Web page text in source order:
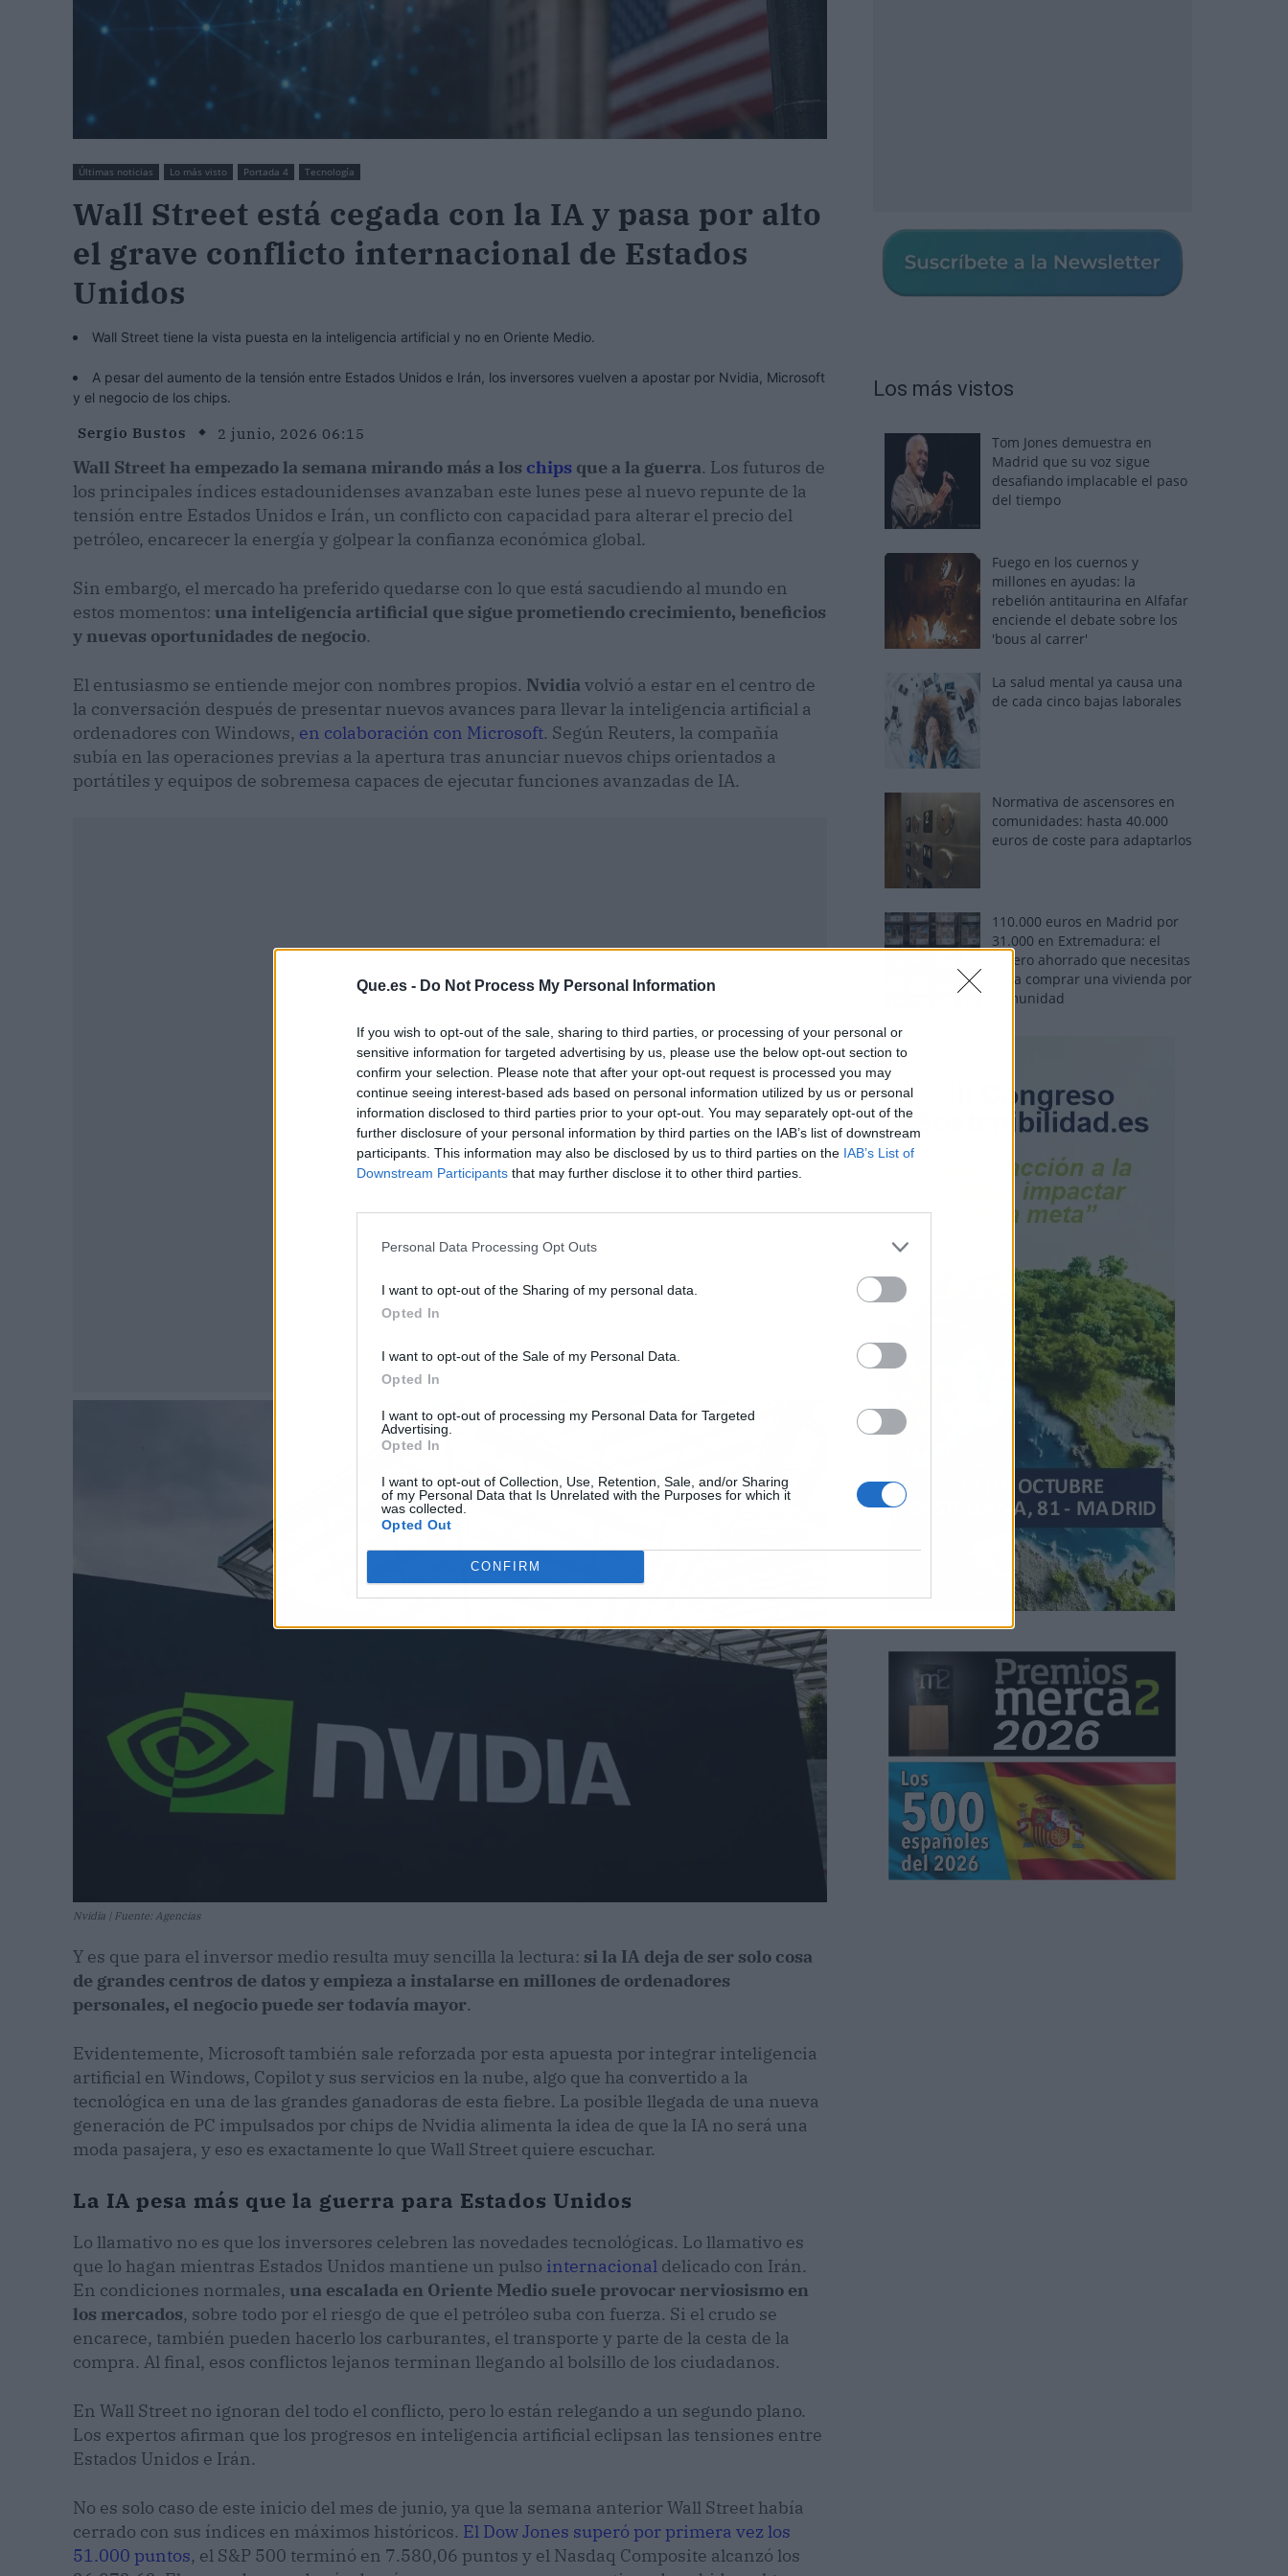
Que.es - Do Not Process My Personal Information
If you wish to opt-out of the sale, sharing to third parties, or processing of your personal or
sensitive information for targeted advertising by us, please use the below opt-out section to
confirm your selection. Please note that after your opt-out request is processed you may
continue seeing interest-based ads based on personal information utilized by us or personal
information disclosed to third parties prior to your opt-out. You may separately opt-out of the
further disclosure of your personal information by third parties on the IAB’s list of downstream
participants. This information may also be disclosed by us to third parties on the IAB’s List of
Downstream Participants that may further disclose it to other third parties.
Personal Data Processing Opt Outs
I want to opt-out of the Sharing of my personal data.
Opted In
I want to opt-out of the Sale of my Personal Data.
Opted In
I want to opt-out of processing my Personal Data for Targeted
Advertising.
Opted In
I want to opt-out of Collection, Use, Retention, Sale, and/or Sharing
of my Personal Data that Is Unrelated with the Purposes for which it
was collected.
Opted Out
CONFIRM
Últimas noticias Lo más visto Portada 4 Tecnología
Wall Street está cegada con la IA y pasa por alto
el grave conflicto internacional de Estados
Unidos
Wall Street tiene la vista puesta en la inteligencia artificial y no en Oriente Medio.
A pesar del aumento de la tensión entre Estados Unidos e Irán, los inversores vuelven a apostar por Nvidia, Microsoft
y el negocio de los chips.
Sergio Bustos 2 junio, 2026 06:15
Wall Street ha empezado la semana mirando más a los chips que a la guerra. Los futuros de
los principales índices estadounidenses avanzaban este lunes pese al nuevo repunte de la
tensión entre Estados Unidos e Irán, un conflicto con capacidad para alterar el precio del
petróleo, encarecer la energía y golpear la confianza económica global.
Sin embargo, el mercado ha preferido quedarse con lo que está sacudiendo al mundo en
estos momentos: una inteligencia artificial que sigue prometiendo crecimiento, beneficios
y nuevas oportunidades de negocio.
El entusiasmo se entiende mejor con nombres propios. Nvidia volvió a estar en el centro de
la conversación después de presentar nuevos avances para llevar la inteligencia artificial a
ordenadores con Windows, en colaboración con Microsoft. Según Reuters, la compañía
subía en las operaciones previas a la apertura tras anunciar nuevos chips orientados a
portátiles y equipos de sobremesa capaces de ejecutar funciones avanzadas de IA.
Publicidad
Nvidia | Fuente: Agencias
Y es que para el inversor medio resulta muy sencilla la lectura: si la IA deja de ser solo cosa
de grandes centros de datos y empieza a instalarse en millones de ordenadores
personales, el negocio puede ser todavía mayor.
Evidentemente, Microsoft también sale reforzada por esta apuesta por integrar inteligencia
artificial en Windows, Copilot y sus servicios en la nube, algo que ha convertido a la
tecnológica en una de las grandes ganadoras de esta fiebre. La posible llegada de una nueva
generación de PC impulsados por chips de Nvidia alimenta la idea de que la IA no será una
moda pasajera, y eso es exactamente lo que Wall Street quiere escuchar.
La IA pesa más que la guerra para Estados Unidos
Lo llamativo no es que los inversores celebren las novedades tecnológicas. Lo llamativo es
que lo hagan mientras Estados Unidos mantiene un pulso internacional delicado con Irán.
En condiciones normales, una escalada en Oriente Medio suele provocar nerviosismo en
los mercados, sobre todo por el riesgo de que el petróleo suba con fuerza. Si el crudo se
encarece, también pueden hacerlo los carburantes, el transporte y parte de la cesta de la
compra. Al final, esos conflictos lejanos terminan llegando al bolsillo de los ciudadanos.
En Wall Street no ignoran del todo el conflicto, pero lo están relegando a un segundo plano.
Los expertos afirman que los progresos en inteligencia artificial eclipsan las tensiones entre
Estados Unidos e Irán.
No es solo caso de este inicio del mes de junio, ya que la semana anterior Wall Street había
cerrado con sus índices en máximos históricos. El Dow Jones superó por primera vez los
51.000 puntos, el S&P 500 terminó en 7.580,06 puntos y el Nasdaq Composite alcanzó los
Los más vistos
Tom Jones demuestra en
Madrid que su voz sigue
desafiando implacable el paso
del tiempo
Fuego en los cuernos y
millones en ayudas: la
rebelión antitaurina en Alfafar
enciende el debate sobre los
'bous al carrer'
La salud mental ya causa una
de cada cinco bajas laborales
Normativa de ascensores en
comunidades: hasta 40.000
euros de coste para adaptarlos
110.000 euros en Madrid por
31.000 en Extremadura: el
dinero ahorrado que necesitas
para comprar una vivienda por
comunidad